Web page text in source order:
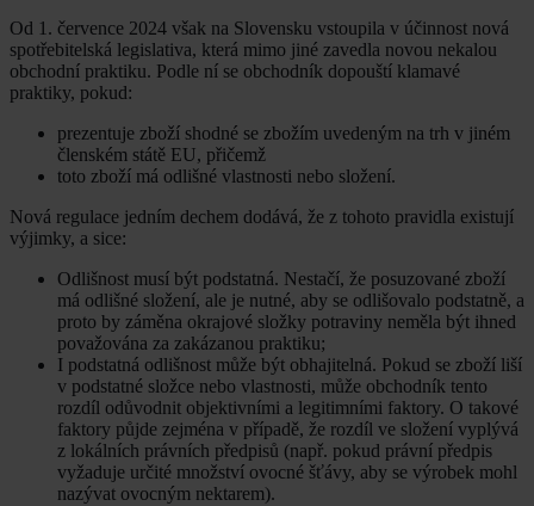
Od 1. července 2024 však na Slovensku vstoupila v účinnost nová
spotřebitelská legislativa, která mimo jiné zavedla novou nekalou
obchodní praktiku. Podle ní se obchodník dopouští klamavé
praktiky, pokud:
prezentuje zboží shodné se zbožím uvedeným na trh v jiném
členském státě EU, přičemž
toto zboží má odlišné vlastnosti nebo složení.
Nová regulace jedním dechem dodává, že z tohoto pravidla existují
výjimky, a sice:
Odlišnost musí být podstatná. Nestačí, že posuzované zboží
má odlišné složení, ale je nutné, aby se odlišovalo podstatně, a
proto by záměna okrajové složky potraviny neměla být ihned
považována za zakázanou praktiku;
I podstatná odlišnost může být obhajitelná. Pokud se zboží liší
v podstatné složce nebo vlastnosti, může obchodník tento
rozdíl odůvodnit objektivními a legitimními faktory. O takové
faktory půjde zejména v případě, že rozdíl ve složení vyplývá
z lokálních právních předpisů (např. pokud právní předpis
vyžaduje určité množství ovocné šťávy, aby se výrobek mohl
nazývat ovocným nektarem).